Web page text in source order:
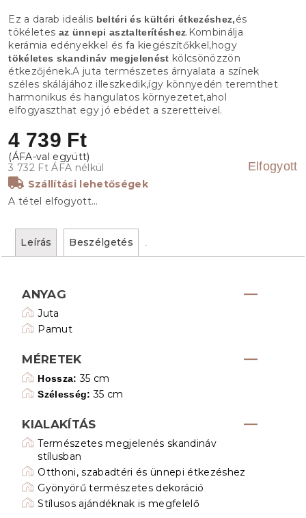
4 739 Ft
3 732 Ft ÁFA nélkül Elfogyott
Szállítási lehetőségek
A tétel elfogyott…
Ez a darab ideális beltéri és kültéri étkezéshez,és
tökéletes az ünnepi asztalterítéshez.Kombinálja
kerámia edényekkel és fa kiegészítőkkel,hogy
tökéletes skandináv megjelenést kölcsönözzön
étkezőjének.A juta természetes árnyalata a színek
széles skálájához illeszkedik,így könnyedén teremthet
harmonikus és hangulatos környezetet,ahol
elfogyaszthat egy jó ebédet a szeretteivel.
Leírás Beszélgetés
ANYAG
Juta
Pamut
MÉRETEK
Hossza: 35 cm
Szélesség: 35 cm
KIALAKÍTÁS
Természetes megjelenés skandináv
stílusban
Otthoni, szabadtéri és ünnepi étkezéshez
Gyönyörű természetes dekoráció
Stílusos ajándéknak is megfelelő